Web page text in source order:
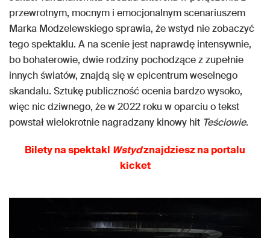
przewrotnym, mocnym i emocjonalnym scenariuszem
Marka Modzelewskiego sprawia, że wstyd nie zobaczyć
tego spektaklu. A na scenie jest naprawdę intensywnie,
bo bohaterowie, dwie rodziny pochodzące z zupełnie
innych światów, znajdą się w epicentrum weselnego
skandalu. Sztukę publiczność ocenia bardzo wysoko,
więc nic dziwnego, że w 2022 roku w oparciu o tekst
powstał wielokrotnie nagradzany kinowy hit Teściowie.
Bilety na spektakl Wstydznajdziesz na portalu
kicket